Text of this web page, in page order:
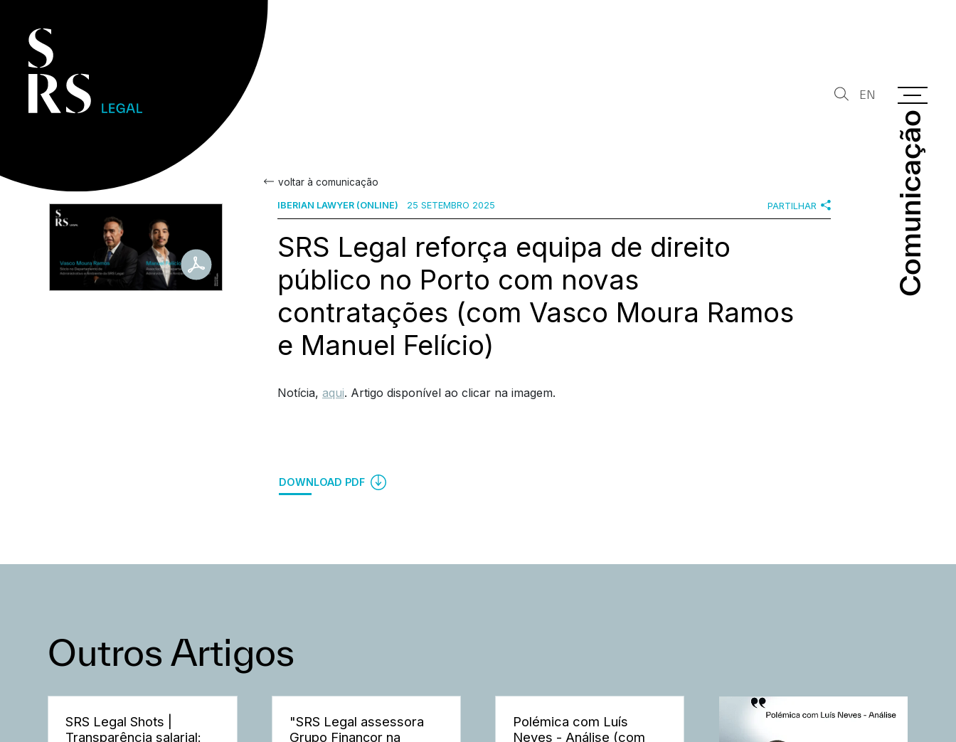
Comunicação
Comunicação
EN
voltar à comunicação
IBERIAN LAWYER (ONLINE) 25 SETEMBRO 2025 PARTILHAR
SRS Legal reforça equipa de direito
público no Porto com novas
contratações (com Vasco Moura Ramos
e Manuel Felício)
Notícia, aqui. Artigo disponível ao clicar na imagem.
DOWNLOAD PDF
Outros Artigos
SRS Legal Shots |
Transparência salarial:
"SRS Legal assessora
Grupo Finançor na
Polémica com Luís
Neves - Análise (com